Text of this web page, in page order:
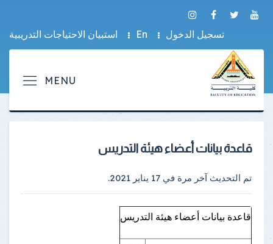
تسجيل الدخول En استبيان الاحتياجات التدريبية
قاعدة بيانات أعضاء هيئة التدريس
تم التحديث آخر مرة في 17 يناير 2021 .
قاعدة بيانات أعضاء هيئة التدريس